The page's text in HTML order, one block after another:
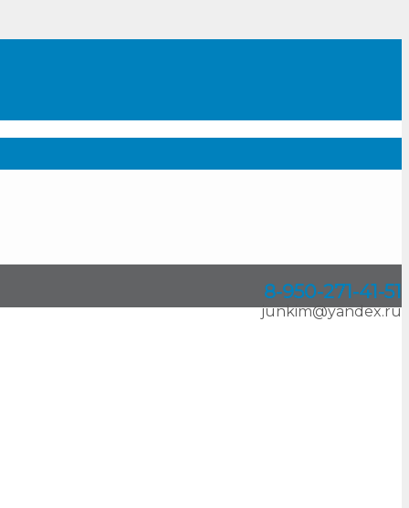
8-950-271-41-51
junkim@yandex.ru